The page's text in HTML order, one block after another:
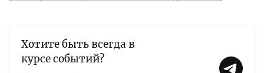
Хотите быть всегда в
курсе событий?